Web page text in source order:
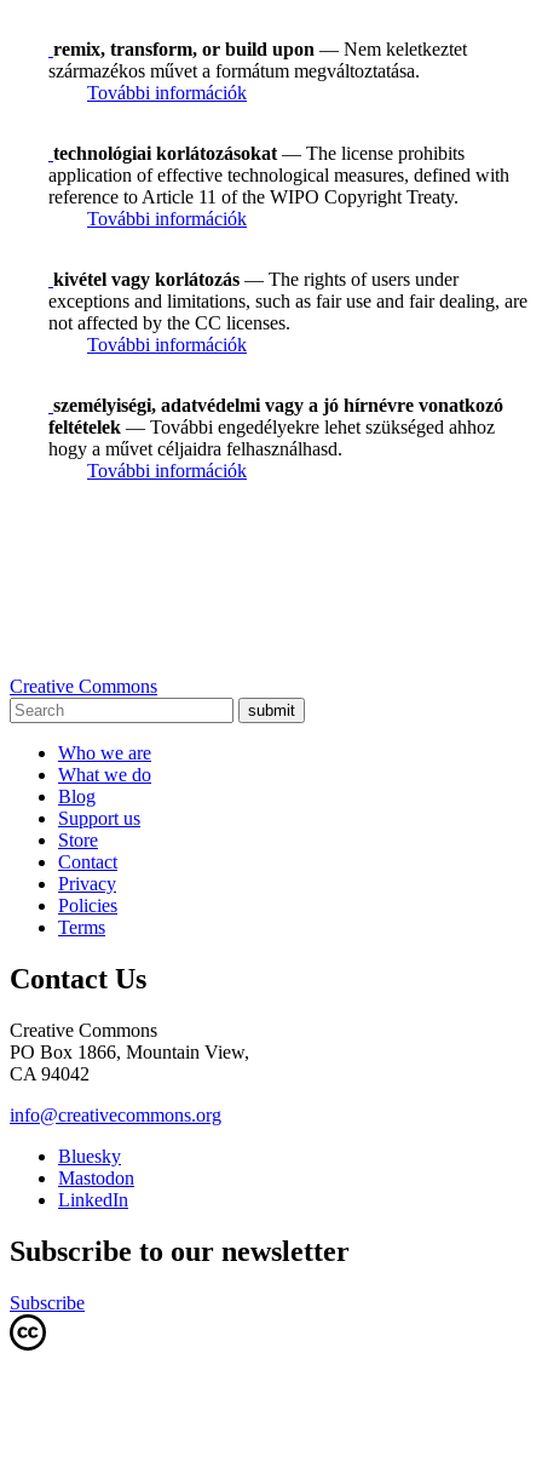
remix, transform, or build upon — Nem keletkeztet
származékos művet a formátum megváltoztatása.
További információk
technológiai korlátozásokat — The license prohibits
application of effective technological measures, defined with
reference to Article 11 of the WIPO Copyright Treaty.
További információk
kivétel vagy korlátozás — The rights of users under
exceptions and limitations, such as fair use and fair dealing, are
not affected by the CC licenses.
További információk
személyiségi, adatvédelmi vagy a jó hírnévre vonatkozó
feltételek — További engedélyekre lehet szükséged ahhoz
hogy a művet céljaidra felhasználhasd.
További információk
Creative Commons
submit
Who we are
What we do
Blog
Support us
Store
Contact
Privacy
Policies
Terms
Contact Us
Creative Commons
PO Box 1866, Mountain View,
CA 94042
info@creativecommons.org
Bluesky
Mastodon
LinkedIn
Subscribe to our newsletter
Subscribe